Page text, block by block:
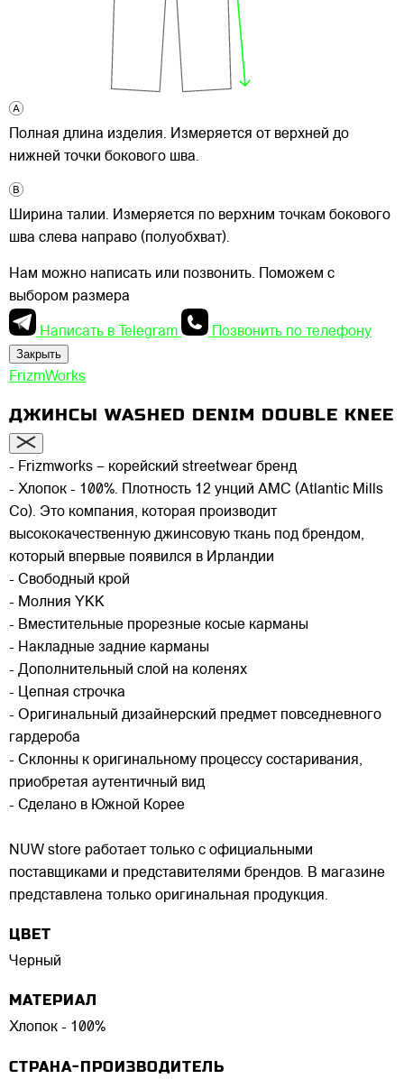
Полная длина изделия. Измеряется от верхней до
нижней точки бокового шва.
Ширина талии. Измеряется по верхним точкам бокового
шва слева направо (полуобхват).
Нам можно написать или позвонить. Поможем с
выбором размера
Написать в Telegram Позвонить по телефону
Закрыть
FrizmWorks
ДЖИНСЫ WASHED DENIM DOUBLE KNEE
- Frizmworks – корейский streetwear бренд
- Хлопок - 100%. Плотность 12 унций AMC (Atlantic Mills
Co). Это компания, которая производит
высококачественную джинсовую ткань под брендом,
который впервые появился в Ирландии
- Свободный крой
- Молния YKK
- Вместительные прорезные косые карманы
- Накладные задние карманы
- Дополнительный слой на коленях
- Цепная строчка
- Оригинальный дизайнерский предмет повседневного
гардероба
- Склонны к оригинальному процессу состаривания,
приобретая аутентичный вид
- Сделано в Южной Корее
NUW store работает только с официальными
поставщиками и представителями брендов. В магазине
представлена только оригинальная продукция.
ЦВЕТ
Черный
МАТЕРИАЛ
Хлопок - 100%
СТРАНА-ПРОИЗВОДИТЕЛЬ